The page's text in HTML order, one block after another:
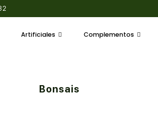
Artificiales Complementos
Bonsais